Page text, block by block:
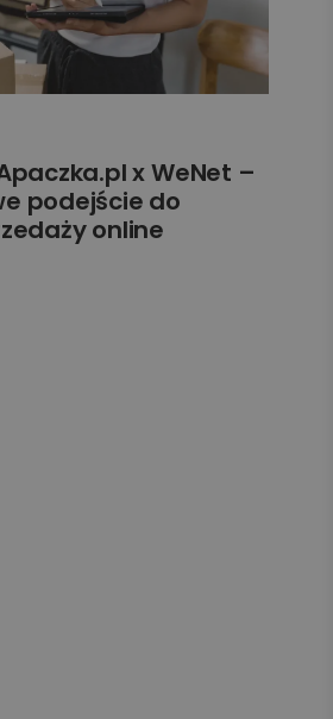
x WeNet –
podejście do
online